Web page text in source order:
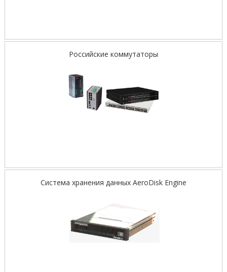
Российские коммутаторы
Система хранения данных AeroDisk Engine